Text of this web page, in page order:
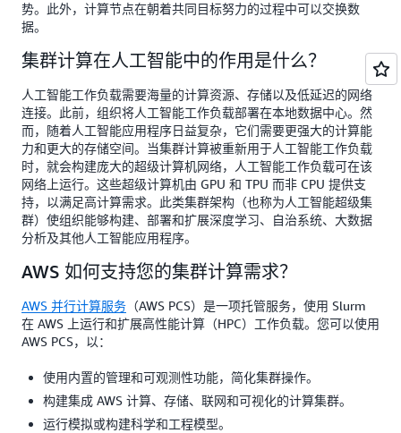
势。此外，计算节点在朝着共同目标努力的过程中可以交换数
据。
集群计算在人工智能中的作用是什么？
人工智能工作负载需要海量的计算资源、存储以及低延迟的网络
连接。此前，组织将人工智能工作负载部署在本地数据中心。然
而，随着人工智能应用程序日益复杂，它们需要更强大的计算能
力和更大的存储空间。当集群计算被重新用于人工智能工作负载
时，就会构建庞大的超级计算机网络，人工智能工作负载可在该
网络上运行。这些超级计算机由 GPU 和 TPU 而非 CPU 提供支
持，以满足高计算需求。此类集群架构（也称为人工智能超级集
群）使组织能够构建、部署和扩展深度学习、自治系统、大数据
分析及其他人工智能应用程序。
AWS 如何支持您的集群计算需求？
AWS 并行计算服务 （AWS PCS）是一项托管服务，使用 Slurm
在 AWS 上运行和扩展高性能计算（HPC）工作负载。您可以使用
AWS PCS，以：
使用内置的管理和可观测性功能，简化集群操作。
构建集成 AWS 计算、存储、联网和可视化的计算集群。
运行模拟或构建科学和工程模型。